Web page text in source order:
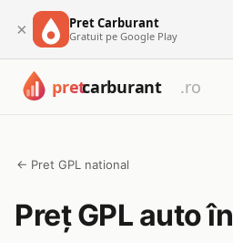
× Pret Carburant
Gratuit pe Google Play
← Pret GPL national
Preț GPL auto în